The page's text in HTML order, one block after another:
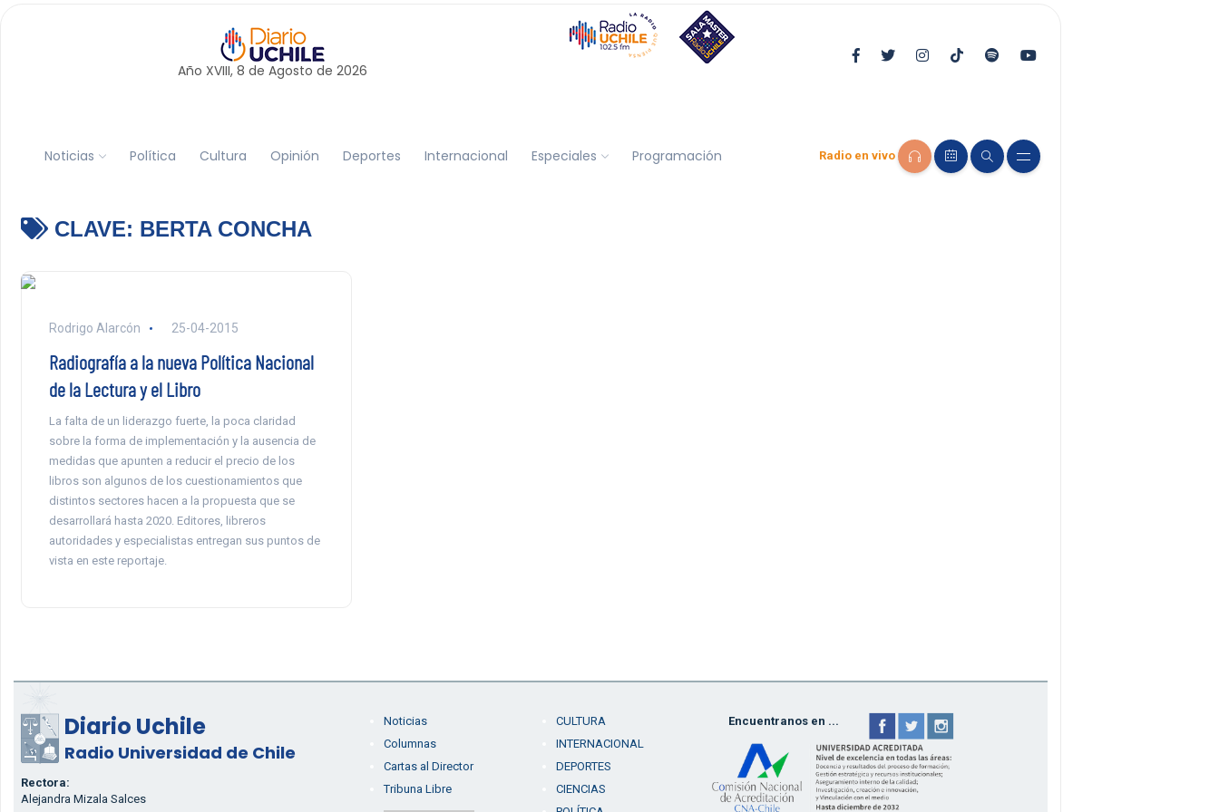
Año XVIII, 8 de Agosto de 2026
Noticias Política Cultura Opinión Deportes Internacional Especiales Programación Radio en vivo
CLAVE: BERTA CONCHA
Rodrigo Alarcón 25-04-2015
Radiografía a la nueva Política Nacional
de la Lectura y el Libro
La falta de un liderazgo fuerte, la poca claridad
sobre la forma de implementación y la ausencia de
medidas que apunten a reducir el precio de los
libros son algunos de los cuestionamientos que
distintos sectores hacen a la propuesta que se
desarrollará hasta 2020. Editores, libreros
autoridades y especialistas entregan sus puntos de
vista en este reportaje.
Diario Uchile
Radio Universidad de Chile
Rectora:
Alejandra Mizala Salces
Noticias
Columnas
Cartas al Director
Tribuna Libre
CULTURA
INTERNACIONAL
DEPORTES
CIENCIAS
Encuentranos en ...